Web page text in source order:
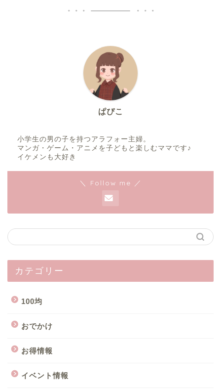
ぱぴこ
小学生の男の子を持つアラフォー主婦。
マンガ・ゲーム・アニメを子どもと楽しむママです♪
イケメンも大好き
＼ Follow me ／
カテゴリー
100均
おでかけ
お得情報
イベント情報